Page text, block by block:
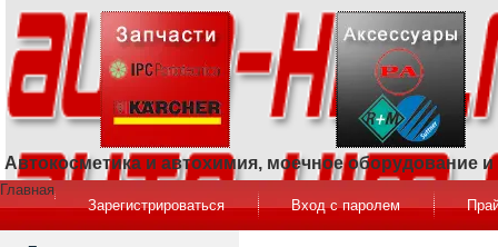
Автокосметика и автохимия, моечное оборудование
Главная
Зарегистрироваться
Вход с паролем